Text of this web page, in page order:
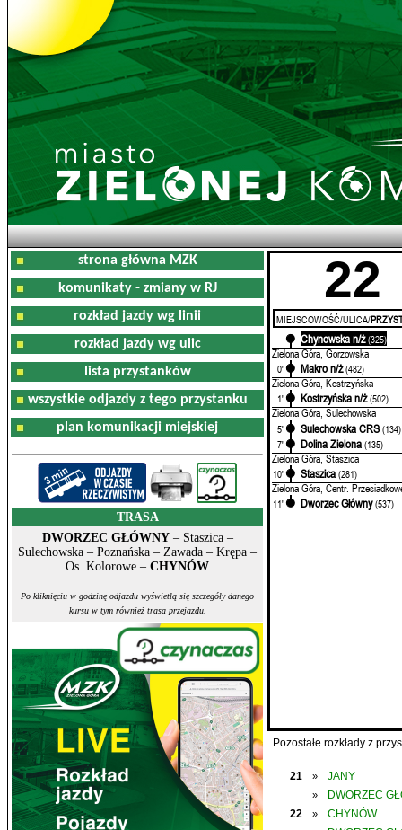
strona główna MZK
komunikaty - zmiany w RJ
rozkład jazdy wg linii
rozkład jazdy wg ulic
lista przystanków
wszystkie odjazdy z tego przystanku
plan komunikacji miejskiej
TRASA
DWORZEC GŁÓWNY– Staszica –
Sulechowska – Poznańska – Zawada – Krępa –
Os. Kolorowe – CHYNÓW
Po kliknięciu w godzinę odjazdu wyświetlą się szczegóły danego
kursu w tym również trasa przejazdu.
22
MIEJSCOWOŚĆ/ULICA/
Chynowska n/ż (325)
Zielona Góra, Gorzowska
0' Makro n/ż (482)
Zielona Góra, Kostrzyńska
1' Kostrzyńska n/ż (502)
Zielona Góra, Sulechowska
5' Sulechowska CRS (134)
7'
Dolina Zielona (135)
Zielona Góra, Staszica
10' Staszica (281)
Zielona Góra, Centr.
11' Dworzec Główny (537)
Pozostałe rozkłady z
21 » JANY
»
DWORZEC
22
» CHYNÓW